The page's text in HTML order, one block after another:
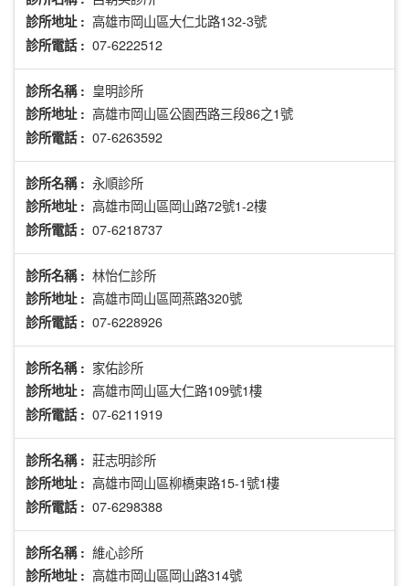
診所地址 : 高雄市岡山區大仁北路132-3號
診所電話 : 07-6222512
診所名稱 : 皇明診所
診所地址 : 高雄市岡山區公園西路三段86之1號
診所電話 : 07-6263592
診所名稱 : 永順診所
診所地址 : 高雄市岡山區岡山路72號1-2樓
診所電話 : 07-6218737
診所名稱 : 林怡仁診所
診所地址 : 高雄市岡山區岡燕路320號
診所電話 : 07-6228926
診所名稱 : 家佑診所
診所地址 : 高雄市岡山區大仁路109號1樓
診所電話 : 07-6211919
診所名稱 : 莊志明診所
診所地址 : 高雄市岡山區柳橋東路15-1號1樓
診所電話 : 07-6298388
診所名稱 : 維心診所
診所地址 : 高雄市岡山區岡山路314號